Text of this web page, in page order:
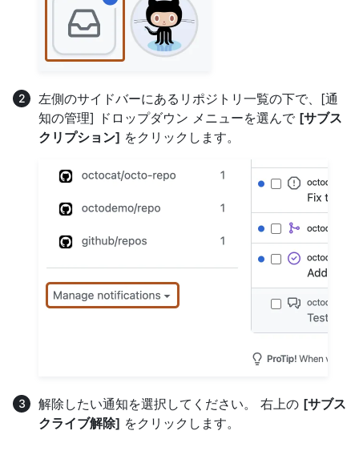
左側のサイドバーにあるリポジトリ一覧の下で、[通
知の管理] ドロップダウン メニューを選んで [サブス
クリプション] をクリックします。
解除したい通知を選択してください。 右上の [サブス
クライブ解除] をクリックします。